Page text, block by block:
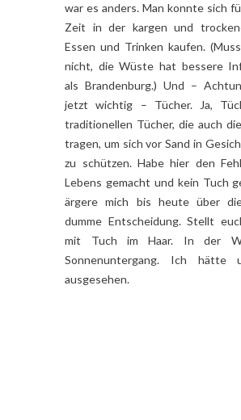
war es anders. Man konnte sich
Zeit in der kargen und
Essen und Trinken kaufen.
nicht, die Wüste hat bessere
als Brandenburg.) Und –
jetzt wichtig – Tücher. Ja,
traditionellen Tücher, die auch
tragen, um sich vor Sand in
zu schützen. Habe hier den
Lebens gemacht und kein Tuch
ärgere mich bis heute über
dumme Entscheidung. Stellt
mit Tuch im Haar. In der
Sonnenuntergang. Ich hätte
ausgesehen.